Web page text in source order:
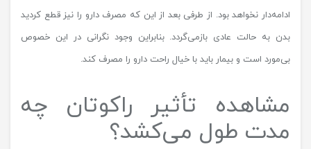
ادامه‌دار نخواهد بود. از طرفی بعد از این که مصرف دارو را نیز قطع کردید
بدن به حالت عادی بازمی‌گردد. بنابراین وجود نگرانی در این خصوص
بی‌مورد است و بیمار باید با خیال راحت دارو را مصرف کند.
مشاهده تأثیر راکوتان چه
مدت طول می‌کشد؟